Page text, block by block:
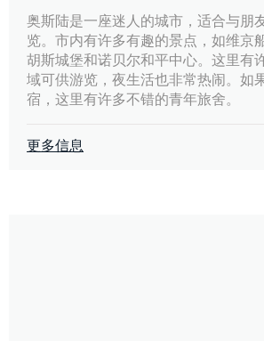
奥斯陆是一座迷人的城市，适合与朋
览。市内有许多有趣的景点，如维京
胡斯城堡和诺贝尔和平中心。这里有
域可供游览，夜生活也非常热闹。如
宿，这里有许多不错的青年旅舍。
更多信息